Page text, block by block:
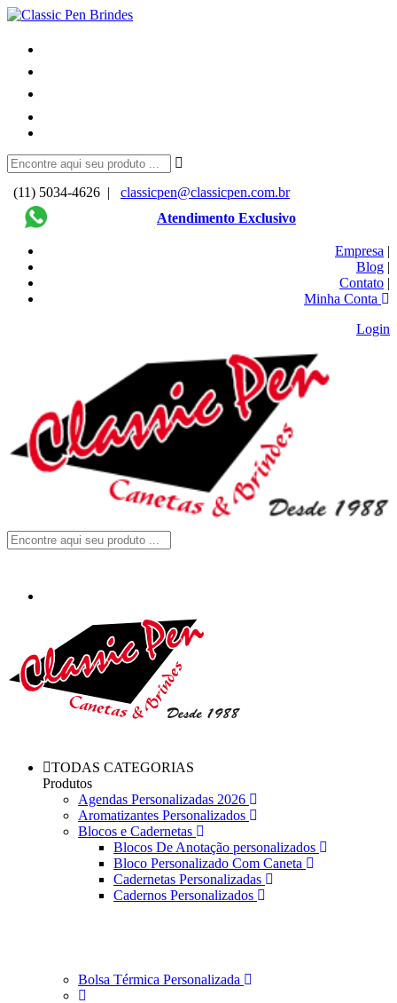
(11) 5034-4626 |
classicpen@classicpen.com.br
Atendimento Exclusivo
Empresa |
Blog |
Contato |
Minha Conta
Login
TODAS CATEGORIAS
Produtos
Agendas Personalizadas 2026
Aromatizantes Personalizados
Blocos e Cadernetas
Blocos De Anotação personalizados
Bloco Personalizado Com Caneta
Cadernetas Personalizadas
Cadernos Personalizados
Bolsa Térmica Personalizada